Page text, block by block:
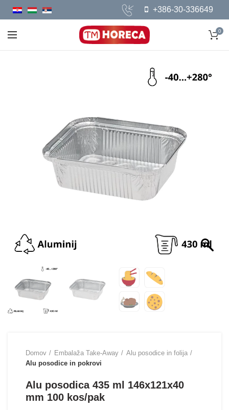
+386-30-336649
0
Domov Embalaža Take-Away
Alu posodice in folija
Alu posodice in pokrovi
Alu posodica 435 ml 146x121x40
mm 100 kos/pak